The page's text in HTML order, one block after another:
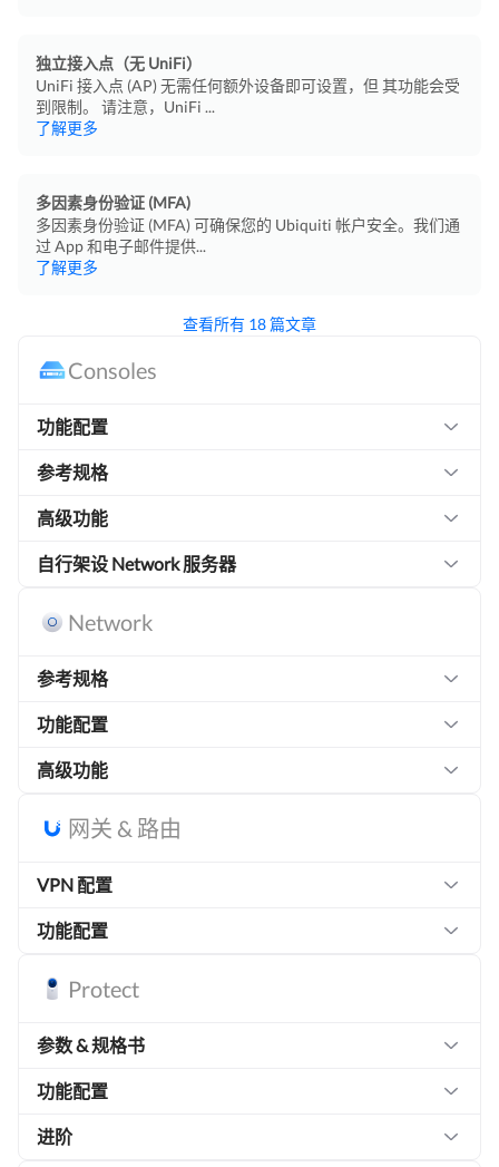
独立接入点（无 UniFi）
UniFi 接入点 (AP) 无需任何额外设备即可设置，但 其功能会受
到限制。 请注意，UniFi ...
了解更多
多因素身份验证 (MFA)
多因素身份验证 (MFA) 可确保您的 Ubiquiti 帐户安全。我们通
过 App 和电子邮件提供...
了解更多
查看所有 18 篇文章
Consoles
功能配置
参考规格
高级功能
自行架设 Network 服务器
Network
参考规格
功能配置
高级功能
网关 & 路由
VPN 配置
功能配置
Protect
参数 & 规格书
功能配置
进阶